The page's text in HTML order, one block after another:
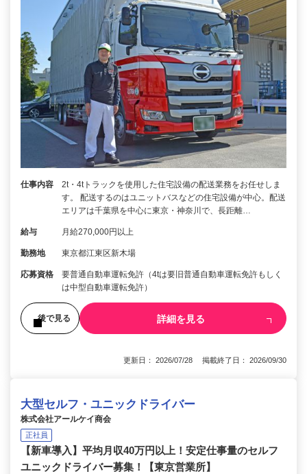
仕事内容
2t・4tトラックを使用した住宅設備の配送業務をお任せしま
す。 配送するのはユニットバスなどの住宅設備が中心。配送
エリアは千葉県を中心に東京・神奈川で、長距離…
給与 月給270,000円以上
勤務地 東京都江東区新木場
応募資格
要普通自動車運転免許（4tは要旧普通自動車運転免許もしく
は中型自動車運転免許）
後で見る 詳細を見る
更新日： 2026/07/28 掲載終了日： 2026/09/30
大型セルフ・ユニックドライバー
株式会社アールケイ商会
正社員
【新車導入】平均月収40万円以上！安定仕事量のセルフ
ユニックドライバー募集！【東京営業所】